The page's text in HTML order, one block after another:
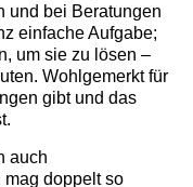
und bei Beratungen
einfache Aufgabe;
um sie zu lösen –
Wohlgemerkt für
gibt und das
auch
mag doppelt so